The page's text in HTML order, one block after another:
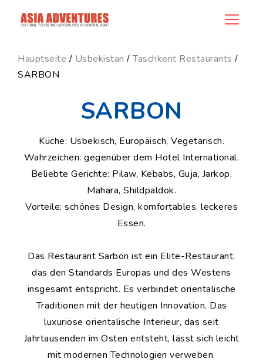
news_id
Hauptseite / Usbekistan /Taschkent Restaurants /
SARBON
SARBON
Küche: Usbekisch, Europäisch, Vegetarisch.
Wahrzeichen: gegenüber dem Hotel International.
Beliebte Gerichte: Pilaw, Kebabs, Guja, Jarkop,
Mahara, Shildpaldok.
Vorteile: schönes Design, komfortables, leckeres
Essen.
Das Restaurant Sarbon ist ein Elite-Restaurant,
das den Standards Europas und des Westens
insgesamt entspricht. Es verbindet orientalische
Traditionen mit der heutigen Innovation. Das
luxuriöse orientalische Interieur, das seit
Jahrtausenden im Osten entsteht, lässt sich leicht
mit modernen Technologien verweben.